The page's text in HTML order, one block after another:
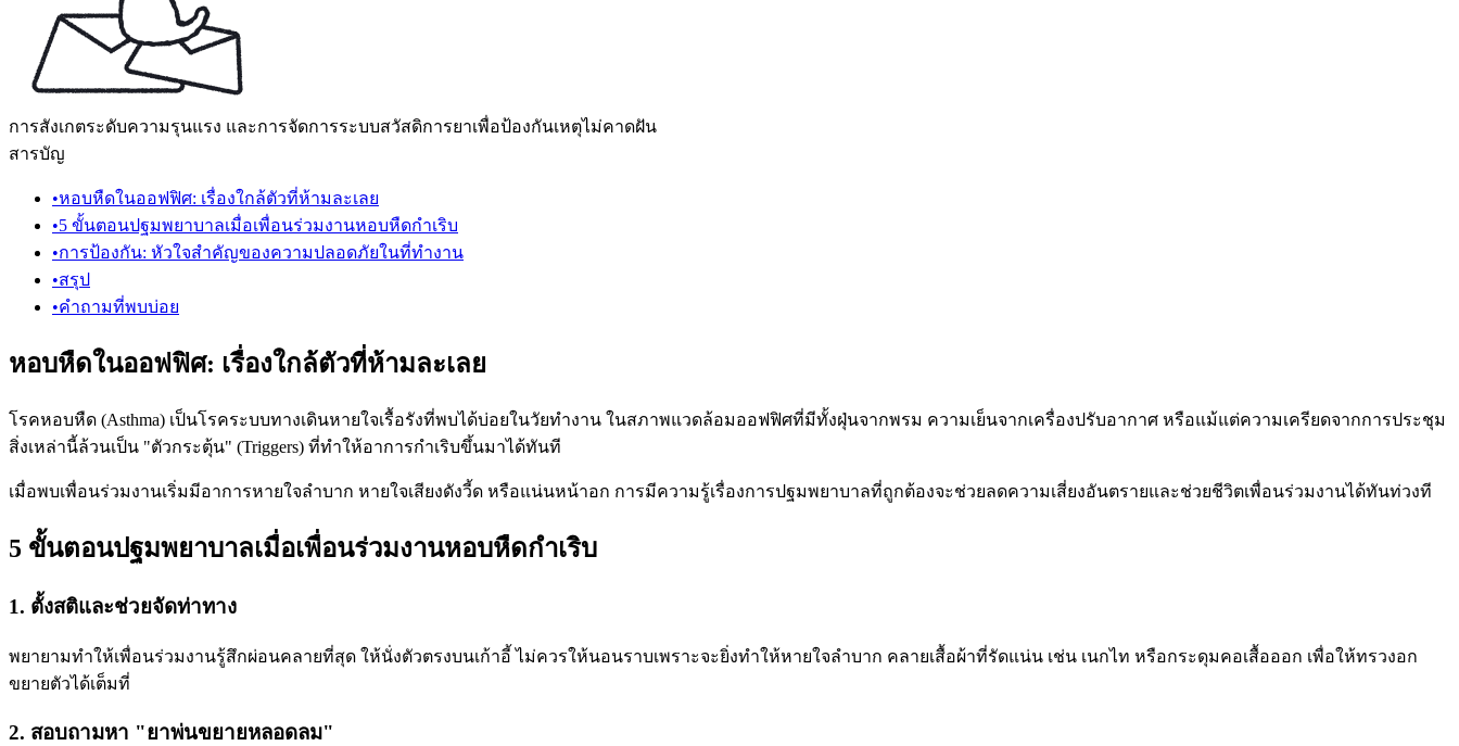
การสังเกตระดับความรุนแรง และการจัดการระบบสวัสดิการยาเพื่อป้องกันเหตุไม่คาดฝัน
สารบัญ
•หอบหืดในออฟฟิศ: เรื่องใกล้ตัวที่ห้ามละเลย
•5 ขั้นตอนปฐมพยาบาลเมื่อเพื่อนร่วมงานหอบหืดกำเริบ
•การป้องกัน: หัวใจสำคัญของความปลอดภัยในที่ทำงาน
•สรุป
•คำถามที่พบบ่อย
หอบหืดในออฟฟิศ: เรื่องใกล้ตัวที่ห้ามละเลย
โรคหอบหืด (Asthma) เป็นโรคระบบทางเดินหายใจเรื้อรังที่พบได้บ่อยในวัยทำงาน ในสภาพแวดล้อมออฟฟิศที่มีทั้งฝุ่นจากพรม ความเย็นจากเครื่องปรับอากาศ หรือแม้แต่ความเครียดจากการประชุม
สิ่งเหล่านี้ล้วนเป็น "ตัวกระตุ้น" (Triggers) ที่ทำให้อาการกำเริบขึ้นมาได้ทันที
เมื่อพบเพื่อนร่วมงานเริ่มมีอาการหายใจลำบาก หายใจเสียงดังวี้ด หรือแน่นหน้าอก การมีความรู้เรื่องการปฐมพยาบาลที่ถูกต้องจะช่วยลดความเสี่ยงอันตรายและช่วยชีวิตเพื่อนร่วมงานได้ทันท่วงที
5 ขั้นตอนปฐมพยาบาลเมื่อเพื่อนร่วมงานหอบหืดกำเริบ
1. ตั้งสติและช่วยจัดท่าทาง
พยายามทำให้เพื่อนร่วมงานรู้สึกผ่อนคลายที่สุด ให้นั่งตัวตรงบนเก้าอี้ ไม่ควรให้นอนราบเพราะจะยิ่งทำให้หายใจลำบาก คลายเสื้อผ้าที่รัดแน่น เช่น เนกไท หรือกระดุมคอเสื้อออก เพื่อให้ทรวงอก
ขยายตัวได้เต็มที่
2. สอบถามหา "ยาพ่นขยายหลอดลม"